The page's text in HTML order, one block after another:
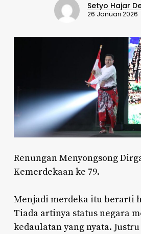
Setyo Hajar
26 Januari 2026
Renungan Menyongsong
Kemerdekaan ke 79.
Menjadi merdeka itu berarti
Tiada artinya status negara
kedaulatan yang nyata.